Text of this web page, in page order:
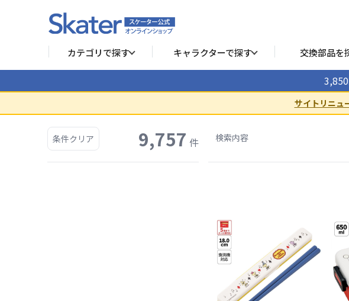
カテゴリで探す キャラクターで探す 交換部品を
サイトリニュ
条件クリア 9,757 件 検索内容